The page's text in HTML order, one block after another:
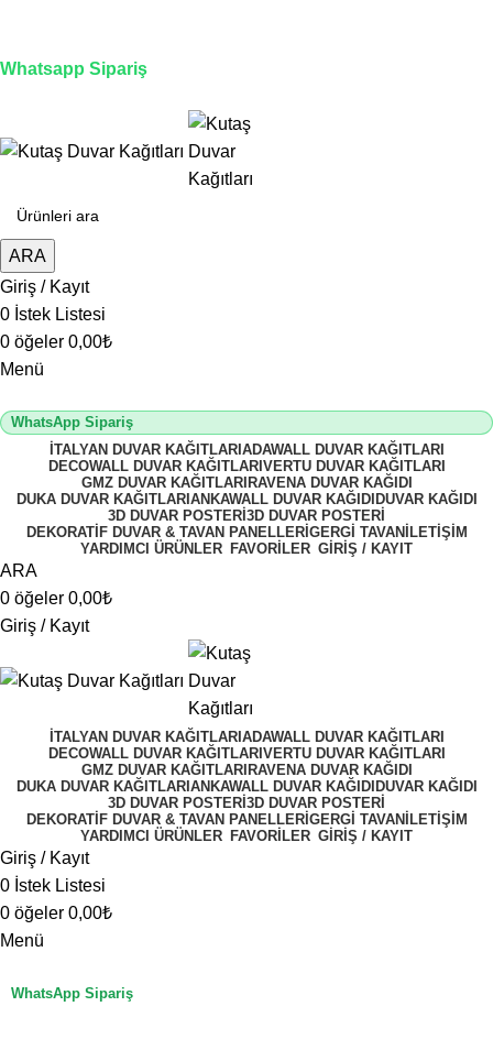
Whatsapp Sipariş
ARA
Giriş / Kayıt
0 İstek Listesi
0 öğeler 0,00₺
Menü
WhatsApp Sipariş
İTALYAN DUVAR KAĞITLARI ADAWALL DUVAR KAĞITLARI
DECOWALL DUVAR KAĞITLARI VERTU DUVAR KAĞITLARI
GMZ DUVAR KAĞITLARI RAVENA DUVAR KAĞIDI
DUKA DUVAR KAĞITLARI ANKAWALL DUVAR KAĞIDI DUVAR KAĞIDI
3D DUVAR POSTERI 3D DUVAR POSTERI
DEKORATIF DUVAR & TAVAN PANELLERI GERGI TAVAN İLETIŞIM
YARDIMCI ÜRÜNLER FAVORİLER GİRİŞ / KAYIT
ARA
0 öğeler 0,00₺
Giriş / Kayıt
İTALYAN DUVAR KAĞITLARI ADAWALL DUVAR KAĞITLARI
DECOWALL DUVAR KAĞITLARI VERTU DUVAR KAĞITLARI
GMZ DUVAR KAĞITLARI RAVENA DUVAR KAĞIDI
DUKA DUVAR KAĞITLARI ANKAWALL DUVAR KAĞIDI DUVAR KAĞIDI
3D DUVAR POSTERI 3D DUVAR POSTERI
DEKORATIF DUVAR & TAVAN PANELLERI GERGI TAVAN İLETIŞIM
YARDIMCI ÜRÜNLER FAVORİLER GİRİŞ / KAYIT
Giriş / Kayıt
0 İstek Listesi
0 öğeler 0,00₺
Menü
WhatsApp Sipariş